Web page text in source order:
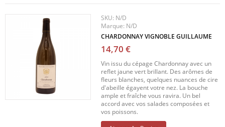
SKU: N/D
Marque: N/D
CHARDONNAY VIGNOBLE GUILLAUME
14,70 €
Vin issu du cépage Chardonnay avec un
reflet jaune vert brillant. Des arômes de
fleurs blanches, quelques nuances de cire
d'abeille égayent votre nez. La bouche
ample et fraîche vous ravira. Un bel
accord avec vos salades composées et
vos poissons.